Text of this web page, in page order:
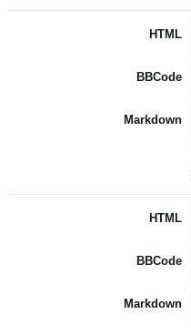
HTML
BBCode
Markdown
HTML
BBCode
Markdown